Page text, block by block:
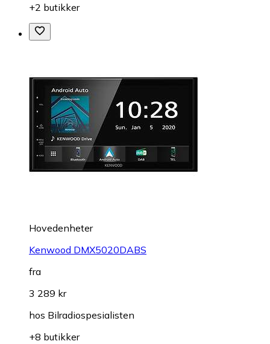
+2 butikker
Hovedenheter
Kenwood DMX5020DABS
fra
3 289 kr
hos Bilradiospesialisten
+8 butikker